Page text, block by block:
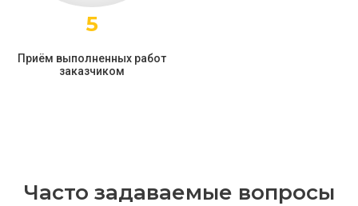
5
Приём выполненных работ
заказчиком
Часто задаваемые вопросы